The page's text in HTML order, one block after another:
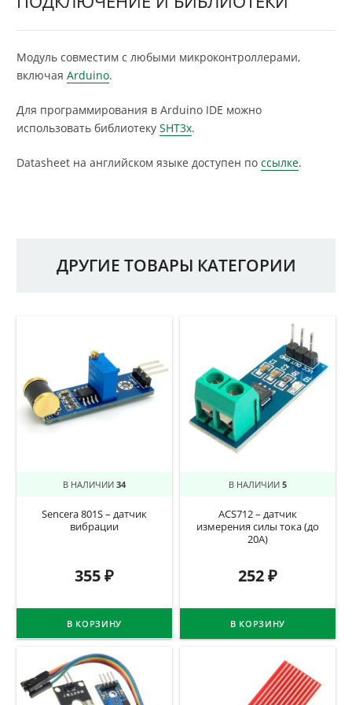
Модуль совместим с любыми микроконтроллерами,
включая Arduino.
Для программирования в Arduino IDE можно
использовать библиотеку SHT3x.
Datasheet на английском языке доступен по ссылке.
ДРУГИЕ ТОВАРЫ КАТЕГОРИИ
В НАЛИЧИИ 34
Sencera 801S – датчик
вибрации
355₽
В КОРЗИНУ
В НАЛИЧИИ 5
ACS712 – датчик
измерения силы тока (до
20А)
252₽
В КОРЗИНУ